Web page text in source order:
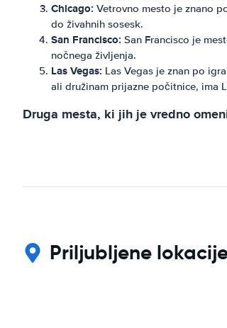
Chicago: Vetrovno mesto je znano
do živahnih sosesk.
San Francisco: San Francisco je
nočnega življenja.
Las Vegas: Las Vegas je znan po
ali družinam prijazne počitnice, ima
Druga mesta, ki jih je vredno
Priljubljene